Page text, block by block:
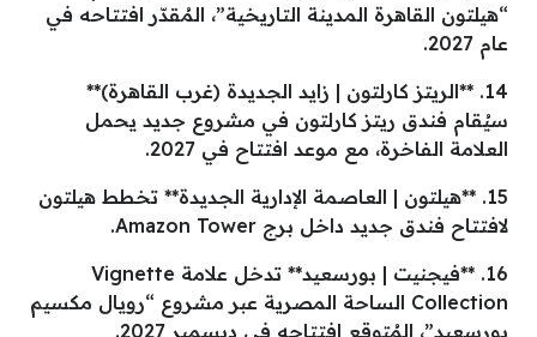
“هيلتون القاهرة المدينة التاريخية”، المُقدّر افتتاحه في
عام 2027.
14. **الريتز كارلتون | زايد الجديدة (غرب القاهرة)**
سيُقام فندق ريتز كارلتون في مشروع جديد يحمل
العلامة الفاخرة، مع موعد افتتاح في 2027.
15. **هيلتون | العاصمة الإدارية الجديدة** تخطط هيلتون
لافتتاح فندق جديد داخل برج Amazon Tower.
16. **فيجنيت | بورسعيد** تدخل علامة Vignette
Collection الساحة المصرية عبر مشروع “رويال مكسيم
بورسعيد”، المُتوقع افتتاحه في ديسمبر 2027.